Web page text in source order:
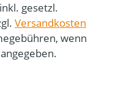
gesetzl.
Versandkosten
wenn